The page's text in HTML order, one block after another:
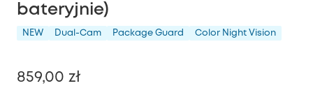
bateryjnie)
NEW Dual-Cam Package Guard Color Night Vision
859,00 zł